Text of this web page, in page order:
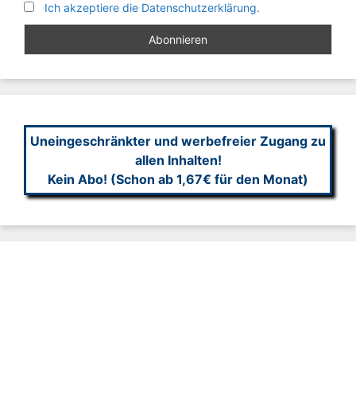
Ich akzeptiere die Datenschutzerklärung.
Uneingeschränkter und werbefreier Zugang zu
allen Inhalten!
Kein Abo! (Schon ab 1,67€ für den Monat)